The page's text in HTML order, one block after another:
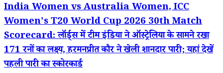
India Women vs Australia Women, ICC
Women's T20 World Cup 2026 30th Match
Scorecard: लॉर्ड्स में टीम इंडिया ने ऑस्ट्रेलिया के सामने रखा
171 रनों का लक्ष्य, हरमनप्रीत कौर ने खेली शानदार पारी; यहां देखें
पहली पारी का स्कोरकार्ड